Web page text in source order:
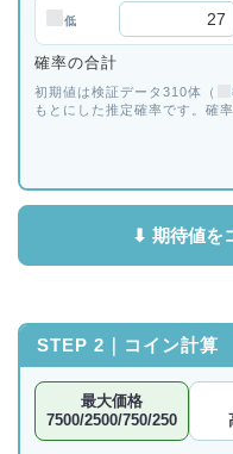
低
確率の合計
初期値は検証データ310体（
もとにした推定確率です。確
⬇ 期待値を
STEP 2｜コイン計算
最大価格
7500/2500/750/250